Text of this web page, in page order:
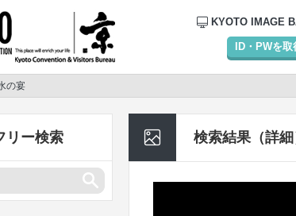
KYOTO IMAGE
ID・PWを
の宴
リー検索 検索結果（詳細